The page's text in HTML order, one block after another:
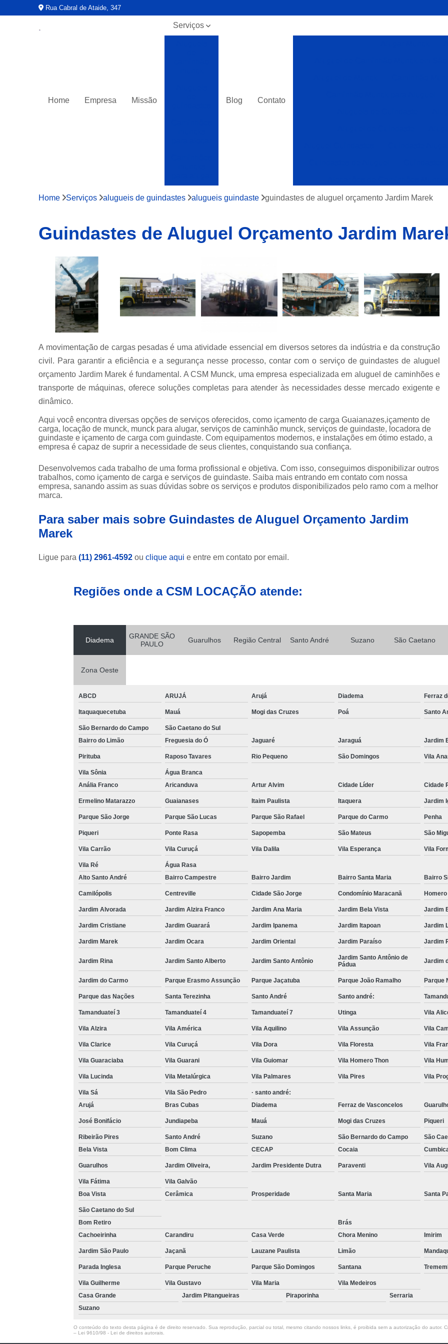
Rua Cabral de Ataide, 347
Home Empresa Missão
Serviços
Caminhões
muncks
Empresa
de
transporte
Empresas
de
transportes
de
containers
de carga
Locação de
Locação de
de
caminhão
munck
para alugar
Muncks
para locar
alugar
Transportes
munck
Transportes
máquinas
Blog Contato
Caminhões com Munck para Alocar
Caminhões Muncks de Alocação
Caminhões com Muncks para Alugueis
Caminhões Muncks de
Caminhões Tipo Munck para
Caminhões com Munck para
Caminhões com Muncks para
Caminhões Muncks de
Caminhões Tipo Muncks para
Locações de Caminhões
Empresa de Carreta para Transporte de
Empresa de Transportadora Containers
Empresa de Transporte
Empresa de Transporte Rodoviário de
Empresa de Transportes
Içamento com Caminhão
Içamento de Carga com
Movimentação de Carga
Serviço de
Locação de Guindaste com Operador
Locação de Guindaste para
Serviço de Locação de
Aluguel de Guindaste
Locação de
Locação de Munck para Levantar Vigas
Locação de Munck para Transporte
Caminhão Munck para Locação e
Contratar Munck
Locação de Caminhão Munck
Locação de Caminhão Munck em Sp
Locação e Transporte de
Caminhões com Muncks para
Caminhão com Munck para
Caminhão Guindaste Munck para
Caminhão
Caminhão Prancha com Munck para
Caminhão Tipo Munck para
Locações de Munck
Aluguel de Munck 1
Aluguel de Munck para Cobertura
Aluguel de
Aluguel de Munck para
Locação de
Locação de Caminhão Munck para
Locação de Munck para Remoção de
Empresa de Transporte de Carga
Home Serviços alugueis de guindastes alugueis guindaste guindastes de aluguel orçamento Jardim Marek
Guindastes de Aluguel Orçamento Jardim
A movimentação de cargas pesadas é uma atividade essencial em diversos setores da indústria e da construção
civil. Para garantir a eficiência e a segurança nesse processo, contar com o serviço de guindastes de aluguel
orçamento Jardim Marek é fundamental. A CSM Munck, uma empresa especializada em aluguel de caminhões e
transporte de máquinas, oferece soluções completas para atender às necessidades desse mercado exigente e
dinâmico.
Aqui você encontra diversas opções de serviços oferecidos, como içamento de carga Guaianazes,içamento de
carga, locação de munck, munck para alugar, serviços de caminhão munck, serviços de guindaste, locadora de
guindaste e içamento de carga com guindaste. Com equipamentos modernos, e instalações em ótimo estado, a
empresa é capaz de suprir a necessidade de seus clientes, conquistando sua confiança.
Desenvolvemos cada trabalho de uma forma profissional e objetiva. Com isso, conseguimos disponibilizar outros
trabalhos, como içamento de carga e serviços de guindaste. Saiba mais entrando em contato com nossa
empresa, sanando assim as suas dúvidas sobre os serviços e produtos disponibilizados pelo ramo com a melhor
marca.
Para saber mais sobre Guindastes de Aluguel Orçamento Jardim
Marek
Ligue para(11) 2961-4592ouclique aqui e entre em contato por email.
Regiões onde a CSM LOCAÇÃO atende:
Diadema
GRANDE SÃO
PAULO
Guarulhos Região Central Santo André Suzano São Caetano
Zona Oeste
ABCD ARUJÁ Arujá Diadema Ferraz
Itaquaquecetuba Mauá Mogi das Cruzes Poá Santo
São Bernardo do Campo
São Caetano do Sul
Bairro do Limão
Freguesia do Ó Jaguaré Jaraguá Jardim
Pirituba Raposo Tavares Rio Pequeno São Domingos Vila
Vila Sônia
Água Branca
Anália Franco
Aricanduva Artur Alvim Cidade Líder Cidade
Ermelino Matarazzo Guaianases Itaim Paulista Itaquera Jardim
Parque São Jorge Parque São Lucas Parque São Rafael Parque do Carmo Penha
Piqueri Ponte Rasa Sapopemba São Mateus São
Vila Carrão Vila Curuçá Vila Dalila Vila Esperança Vila
Vila Ré
Água Rasa
Alto Santo André
Bairro Campestre Bairro Jardim Bairro Santa Maria Bairro
Camilópolis Centreville Cidade São Jorge Condomínio Maracanã Homero
Jardim Alvorada Jardim Alzira Franco Jardim Ana Maria Jardim Bela Vista Jardim
Jardim Cristiane Jardim Guarará Jardim Ipanema Jardim Itapoan Jardim
Jardim Marek Jardim Ocara Jardim Oriental Jardim Paraíso Jardim
Jardim Rina Jardim Santo Alberto Jardim Santo Antônio
Jardim Santo Antônio de
Pádua
Jardim
Jardim do Carmo Parque Erasmo Assunção Parque Jaçatuba Parque João Ramalho Parque
Parque das Nações Santa Terezinha Santo André Santo andré:
Tamanduateí 3 Tamanduateí 4 Tamanduateí 7 Utinga Vila
Vila Alzira Vila América Vila Aquilino Vila Assunção Vila
Vila Clarice Vila Curuçá Vila Dora Vila Floresta Vila
Vila Guaraciaba Vila Guarani Vila Guiomar Vila Homero Thon Vila
Vila Lucinda Vila Metalúrgica Vila Palmares Vila Pires Vila
Vila Sá Vila São Pedro
· santo andré:
Arujá
Bras Cubas Diadema Ferraz de Vasconcelos
José Bonifácio Jundiapeba Mauá Mogi das Cruzes Piqueri
Ribeirão Pires Santo André Suzano São Bernardo do Campo São
Bela Vista
Bom Clima CECAP Cocaia
Guarulhos Jardim Oliveira, Jardim Presidente Dutra Paraventi Vila
Vila Fátima
Vila Galvão
Boa Vista
Cerâmica Prosperidade Santa Maria Santa
São Caetano do Sul
Bom Retiro
Brás
Cachoeirinha
Carandiru Casa Verde Chora Menino Imirim
Jardim São Paulo Jaçanã Lauzane Paulista Limão
Parada Inglesa Parque Peruche Parque São Domingos Santana
Vila Guilherme Vila Gustavo Vila Maria
Vila Medeiros
Casa Grande
Jardim Pitangueiras Piraporinha Serraria
Suzano
O conteúdo do texto desta página é de direito reservado. Sua reprodução, parcial ou total, mesmo citando nossos links, é proibida sem a autorização do autor.
– Lei 9610/98 - Lei de direitos autorais.